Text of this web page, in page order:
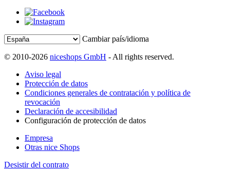
Cambiar país/idioma
© 2010-2026 niceshops GmbH - All rights reserved.
Aviso legal
Protección de datos
Condiciones generales de contratación y política de
revocación
Declaración de accesibilidad
Configuración de protección de datos
Empresa
Otras nice Shops
Desistir del contrato